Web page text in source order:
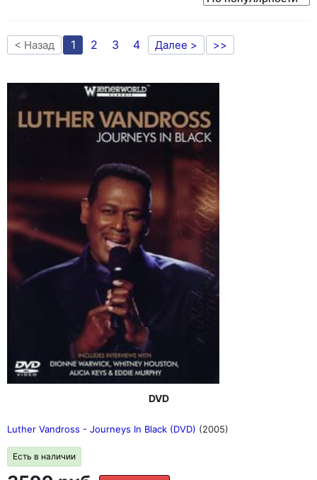
< Назад 1 2 3 4 Далее > >>
DVD
Luther Vandross - Journeys In Black (DVD) (2005)
Есть в наличии